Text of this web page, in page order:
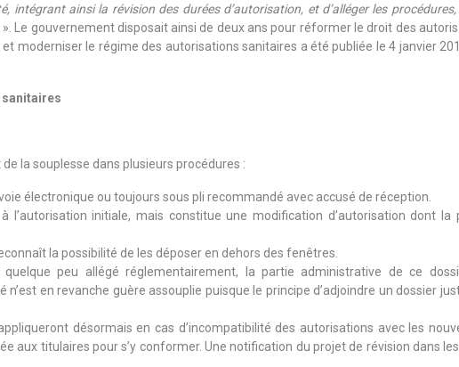
intégrant ainsi la révision des durées d’autorisation, et d’alléger les
». Le gouvernement disposait ainsi de deux ans pour réformer le droit des
moderniser le régime des autorisations sanitaires a été publiée le 4 janvier
la souplesse dans plusieurs procédures :
électronique ou toujours sous pli recommandé avec accusé de réception.
initiale, mais constitue une modification d’autorisation dont la
la possibilité de les déposer en dehors des fenêtres.
peu allégé réglementairement, la partie administrative de ce
en revanche guère assouplie puisque le principe d’adjoindre un dossier
désormais en cas d’incompatibilité des autorisations avec les
aux titulaires pour s’y conformer. Une notification du projet de révision dans